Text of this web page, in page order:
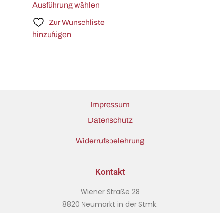
Ausführung wählen
Zur Wunschliste
hinzufügen
Impressum
Datenschutz
Widerrufsbelehrung
Kontakt
Wiener Straße 28
8820 Neumarkt in der Stmk.